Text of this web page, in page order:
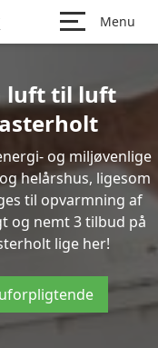
Menu
luft til luft
og miljøvenlige
helårshus, ligesom
til opvarmning af
og nemt 3 tilbud på
lige her!